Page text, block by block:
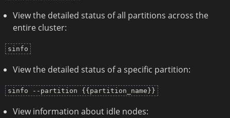
View the detailed status of all partitions across the
entire cluster:
sinfo
View the detailed status of a specific partition:
sinfo --partition {{partition_name}}
View information about idle nodes: